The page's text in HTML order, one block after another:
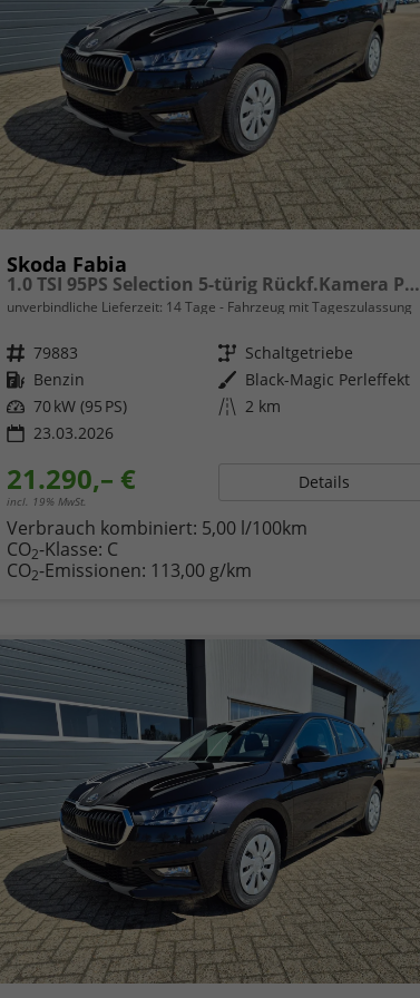
Skoda Fabia
1.0 TSI 95PS Selection 5-türig Rückf.Kamera Parksensoren Sitzheizung Multifunktionslenkrad Klima Skoda-Radio Bluetooth Touchscreen Tempomat Nebelsch. Apple CarPlay + Android Auto
unverbindliche Lieferzeit: 14 Tage Fahrzeug mit Tageszulassung
Fahrzeugnr. 79883 Getriebe Schaltgetriebe
Kraftstoff Benzin Außenfarbe Black-Magic Perleffekt
Leistung 70 kW (95 PS) Kilometerstand 2 km
23.03.2026
21.290,– €
incl. 19% MwSt.
Details
Verbrauch kombiniert: 5,00 l/100km
CO2-Klasse: C
CO2-Emissionen: 113,00 g/km